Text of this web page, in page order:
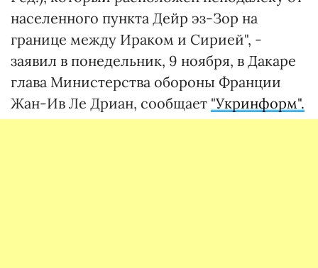
населенного пункта Дейр эз-Зор на
границе между Ираком и Сирией", -
заявил в понедельник, 9 ноября, в Дакаре
глава Министерства обороны Франции
Жан-Ив Ле Дриан, сообщает "Укринформ".